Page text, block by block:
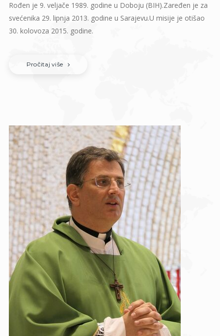
Rođen je 9. veljače 1989. godine u Doboju (BIH).Zaređen je za
svećenika 29. lipnja 2013. godine u Sarajevu.U misije je otišao
30. kolovoza 2015. godine.
Pročitaj više